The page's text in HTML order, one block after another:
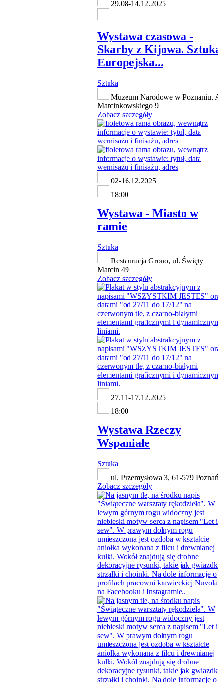
29.08-14.12.2025
Wystawa czasowa -
Skarby z Kijowa.
Europejska...
Sztuka
Muzeum Narodowe w Poznaniu,
Marcinkowskiego 9
Zobacz szczegóły
02-16.12.2025
18:00
Wystawa - Miasto w
ramie
Sztuka
Restauracja Grono, ul. Święty
Marcin 49
Zobacz szczegóły
27.11-17.12.2025
18:00
Wystawa Rzeczy
Wspaniałe
Sztuka
ul. Przemysłowa 3, 61-579 Poznań
Zobacz szczegóły